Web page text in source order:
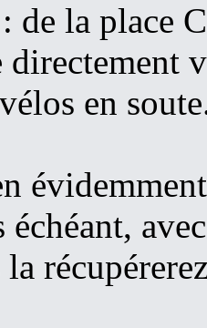
de la place
directement
en